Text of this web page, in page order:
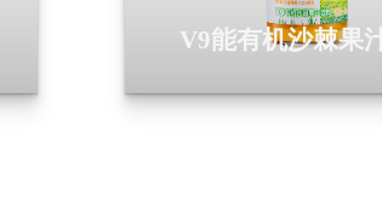
V9能有机沙棘果